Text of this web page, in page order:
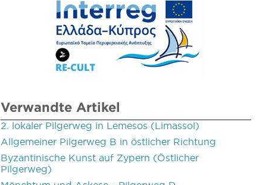
Verwandte Artikel
2. lokaler Pilgerweg in Lemesos (Limassol)
Allgemeiner Pilgerweg B in östlicher Richtung
Byzantinische Kunst auf Zypern (Östlicher
Pilgerweg)